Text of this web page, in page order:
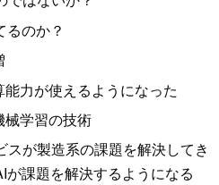
るのか？
力が使えるようになった
械学習の技術
が製造系の課題を解決してき
課題を解決するようになる